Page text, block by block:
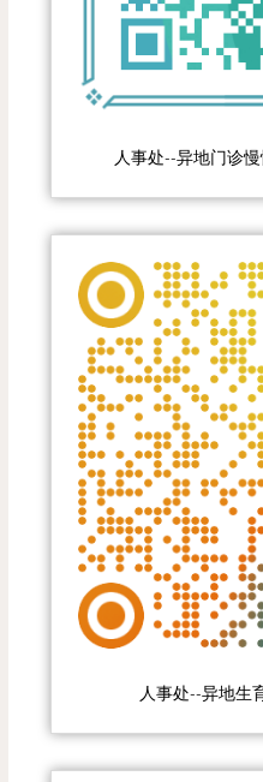
人事处--异地门诊
人事处--异地生